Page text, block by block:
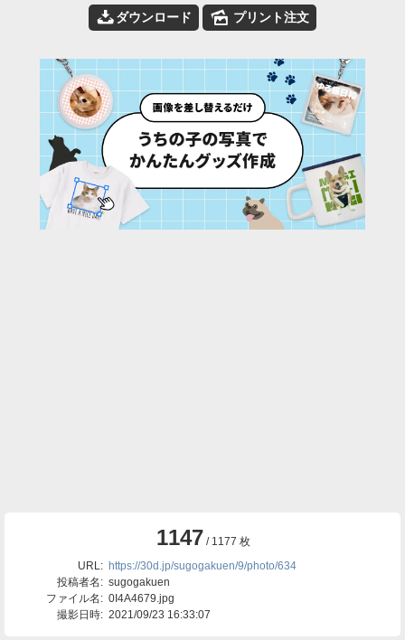
📥ダウンロード 🌄 プリント注文
1147 / 1177 枚
URL: https://30d.jp/sugogakuen/9/photo/634
投稿者名: sugogakuen
ファイル名: 0I4A4679.jpg
撮影日時: 2021/09/23 16:33:07